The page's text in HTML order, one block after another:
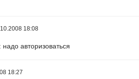
18:08
авторизоваться
18:27